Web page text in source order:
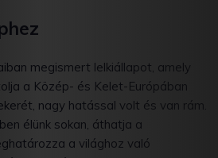
megismert lelkiállapot, amely
a Közép- és Kelet-Európában
nagy hatással volt és van rám.
élünk sokan, áthatja a
a világhoz való